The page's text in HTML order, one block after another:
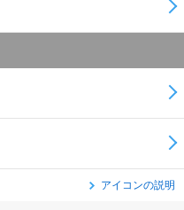
アイコンの説明